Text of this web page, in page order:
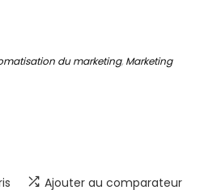
du marketing, Marketing
Ajouter au comparateur